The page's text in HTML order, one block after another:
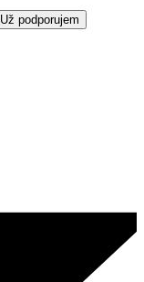
Už podporujem